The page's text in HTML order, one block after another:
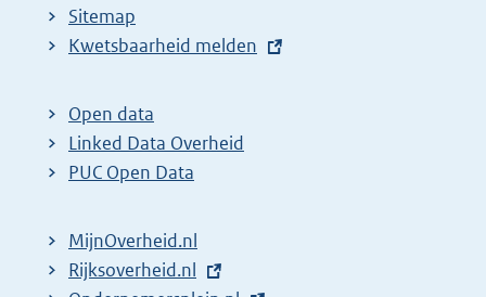
Sitemap
E
t
e
r
l
i
Kwetsbaarheid melden
Open data
Linked Data Overheid
PUC Open Data
MijnOverheid.nl
E
Rijksoverheid.nl